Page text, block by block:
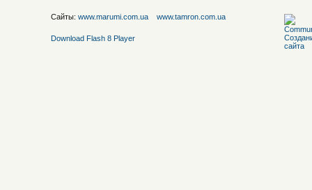
Сайты: www.marumi.com.ua www.tamron.com.ua
Download Flash 8 Player